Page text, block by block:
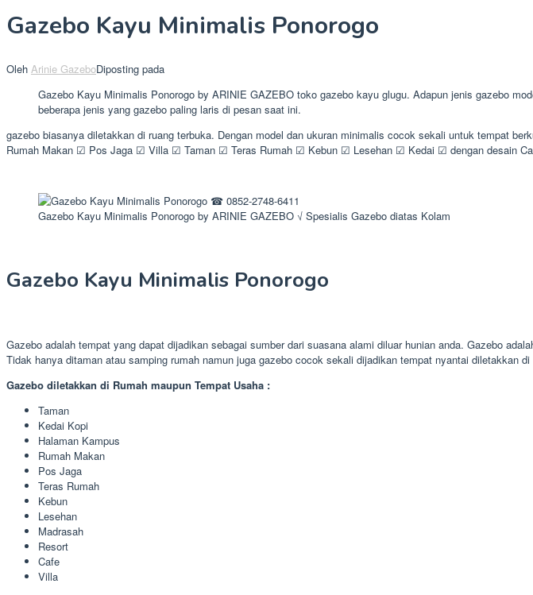
Gazebo Kayu Minimalis Ponorogo
Oleh Arinie GazeboDiposting pada
Gazebo Kayu Minimalis Ponorogo by ARINIE GAZEBO toko gazebo kayu glugu. Adapun jenis gazebo
beberapa jenis yang gazebo paling laris di pesan saat ini.
gazebo biasanya diletakkan di ruang terbuka. Dengan model dan ukuran minimalis cocok sekali untuk tempat
Rumah Makan ☑ Pos Jaga ☑ Villa ☑ Taman ☑ Teras Rumah ☑ Kebun ☑ Lesehan ☑ Kedai ☑ dengan desain
Gazebo Kayu Minimalis Ponorogo by ARINIE GAZEBO √ Spesialis Gazebo diatas Kolam
Gazebo Kayu Minimalis Ponorogo
Gazebo adalah tempat yang dapat dijadikan sebagai sumber dari suasana alami diluar hunian anda. Gazebo
Tidak hanya ditaman atau samping rumah namun juga gazebo cocok sekali dijadikan tempat nyantai diletakkan
Gazebo diletakkan di Rumah maupun Tempat Usaha :
Taman
Kedai Kopi
Halaman Kampus
Rumah Makan
Pos Jaga
Teras Rumah
Kebun
Lesehan
Madrasah
Resort
Cafe
Villa